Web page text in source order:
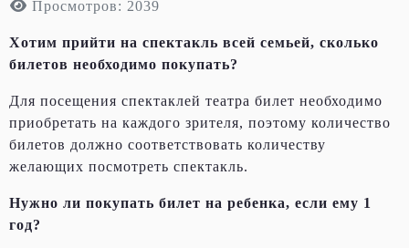
Просмотров: 2039
Хотим прийти на спектакль всей семьей, сколько
билетов необходимо покупать?
Для посещения спектаклей театра билет необходимо
приобретать на каждого зрителя, поэтому количество
билетов должно соответствовать количеству
желающих посмотреть спектакль.
Нужно ли покупать билет на ребенка, если ему 1
год?